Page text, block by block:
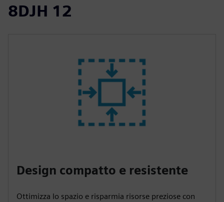
8DJH 12
Design compatto e resistente
Ottimizza lo spazio e risparmia risorse preziose con